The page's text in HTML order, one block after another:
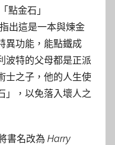
點金石」
出這是一本與煉金
異功能，能點鐵成
波特的父母都是正派
士之子，他的人生使
」，以免落入壞人之
書名改為 Harry